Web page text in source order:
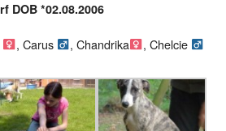
DOB *02.08.2006
, Carus , Chandrika , Chelcie